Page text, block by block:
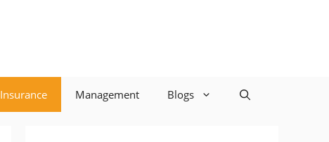
Insurance Management Blogs